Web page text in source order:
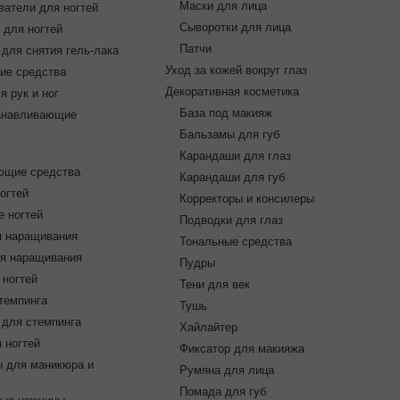
для ногтей
ногтей
снятия гель-лака
средства
рук и ног
средства
ногтей
наращивания
наращивания
стемпинга
для маникюра и
Маски для лица
Сыворотки для лица
Патчи
Уход за кожей вокруг глаз
Декоративная косметика
База под макияж
Бальзамы для губ
Карандаши для глаз
Карандаши для губ
Корректоры и консилеры
Подводки для глаз
Тональные средства
Пудры
Тени для век
Тушь
Хайлайтер
Фиксатор для макияжа
Румяна для лица
Помада для губ